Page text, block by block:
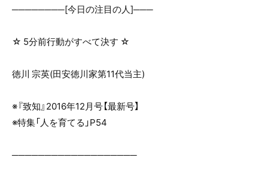
────────[今日の注目の人]───
☆ 5分前行動がすべて決す ☆
徳川 宗英(田安徳川家第11代当主)
※『致知』2016年12月号【最新号】
※特集「人を育てる」P54
───────────────────